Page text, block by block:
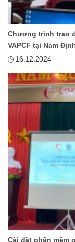
Chương trình trao
VAPCF tại Nam
16.12.2024
Cài đặt phần mềm